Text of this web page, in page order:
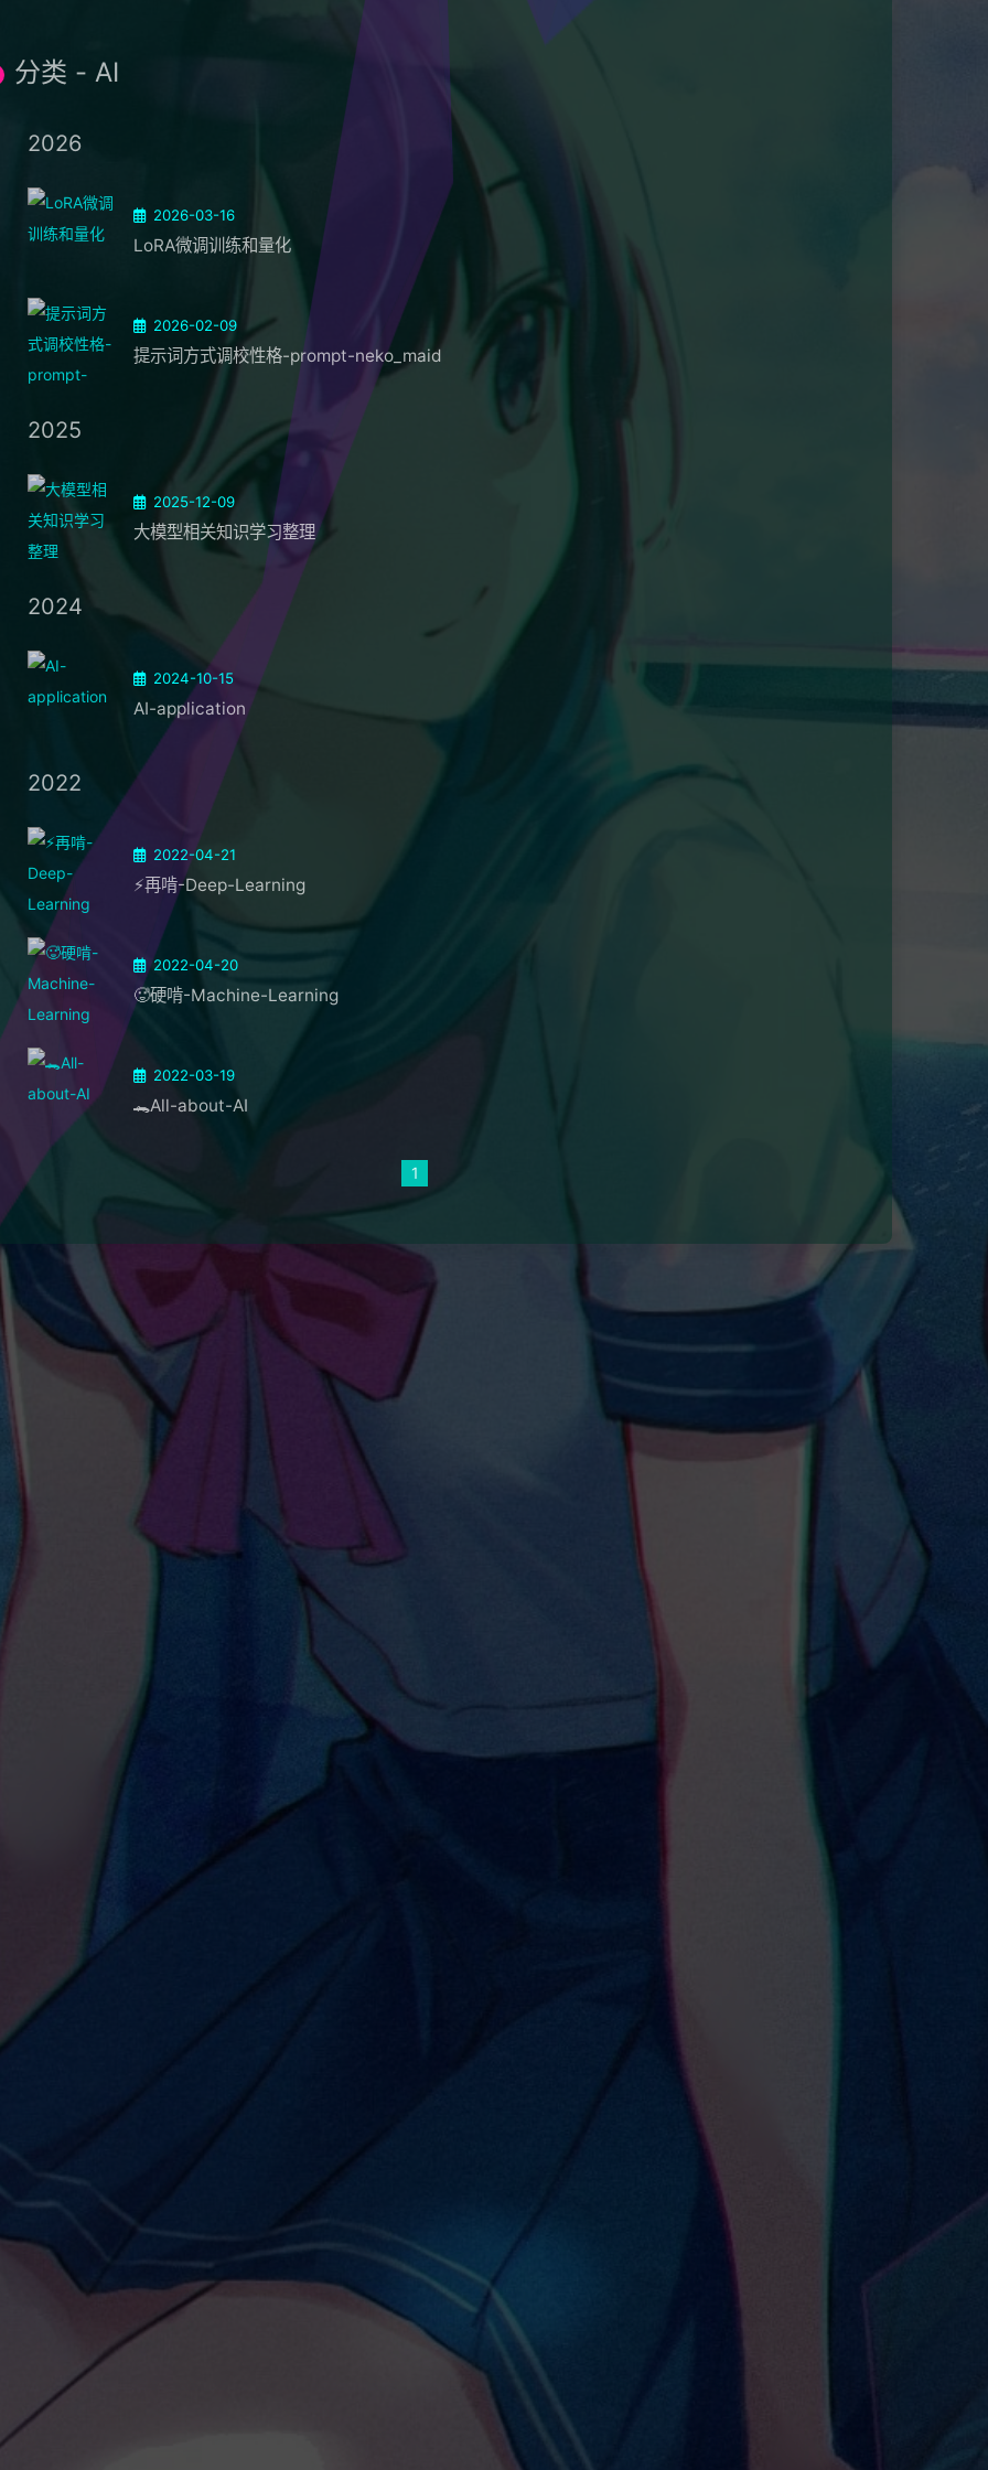
分类 - AI
2026
2026-03-16
LoRA微调训练和量化
2026-02-09
提示词方式调校性格-prompt-neko_maid
2025
2025-12-09
大模型相关知识学习整理
2024
2024-10-15
AI-application
2022
2022-04-21
⚡再啃-Deep-Learning
2022-04-20
🥵硬啃-Machine-Learning
2022-03-19
🐊All-about-AI
1